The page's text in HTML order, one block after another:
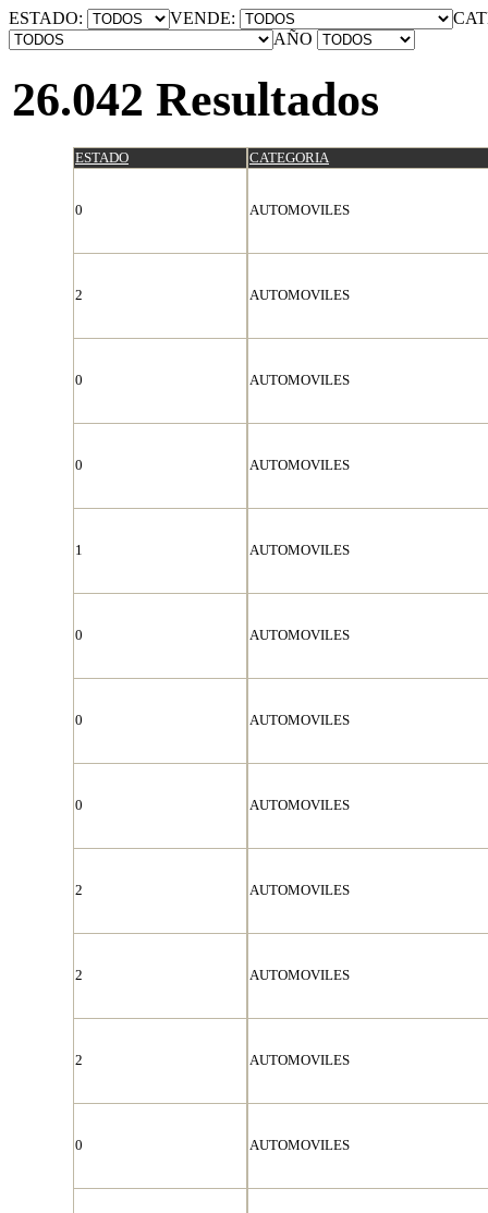
ESTADO: VENDE:
AÑO
26.042 Resultados
ESTADO CATEGORIA
0 AUTOMOVILES
2 AUTOMOVILES
0 AUTOMOVILES
0 AUTOMOVILES
1 AUTOMOVILES
0 AUTOMOVILES
0 AUTOMOVILES
0 AUTOMOVILES
2 AUTOMOVILES
2 AUTOMOVILES
2 AUTOMOVILES
0 AUTOMOVILES